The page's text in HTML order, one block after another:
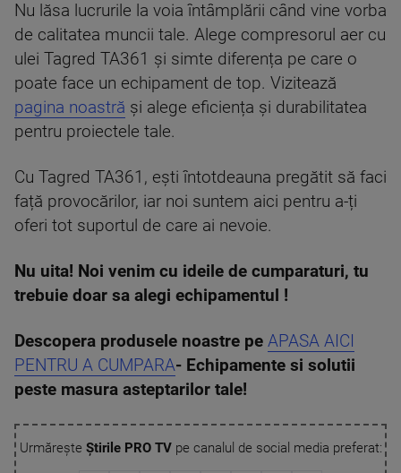
Nu lăsa lucrurile la voia întâmplării când vine vorba
de calitatea muncii tale. Alege compresorul aer cu
ulei Tagred TA361 și simte diferența pe care o
poate face un echipament de top. Vizitează
pagina noastră și alege eficiența și durabilitatea
pentru proiectele tale.
Cu Tagred TA361, ești întotdeauna pregătit să faci
față provocărilor, iar noi suntem aici pentru a-ți
oferi tot suportul de care ai nevoie.
Nu uita! Noi venim cu ideile de cumparaturi, tu
trebuie doar sa alegi echipamentul !
Descopera produsele noastre pe APASA AICI
PENTRU A CUMPARA- Echipamente si solutii
peste masura asteptarilor tale!
Urmărește Știrile PRO TVpe canalul de social media preferat: